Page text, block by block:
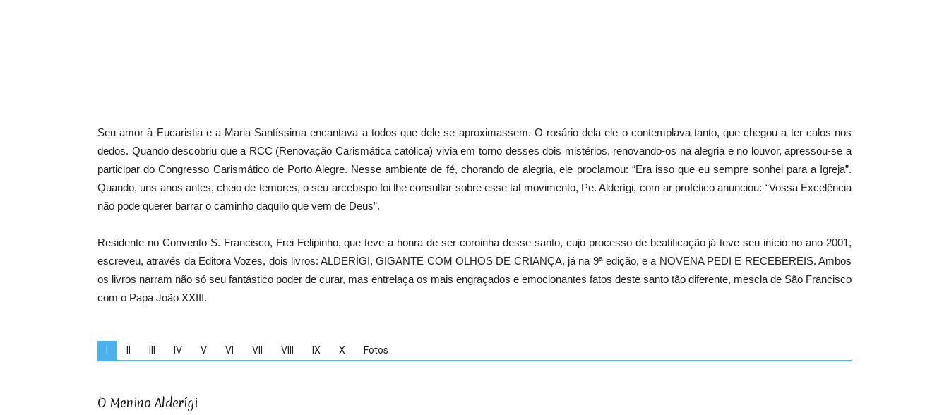
Seu amor à Eucaristia e a Maria Santíssima encantava a todos que dele se aproximassem. O rosário dela ele o contemplava tanto, que chegou a ter calos nos
dedos. Quando descobriu que a RCC (Renovação Carismática católica) vivia em torno desses dois mistérios, renovando-os na alegria e no louvor, apressou-se a
participar do Congresso Carismático de Porto Alegre. Nesse ambiente de fé, chorando de alegria, ele proclamou: “Era isso que eu sempre sonhei para a Igreja”.
Quando, uns anos antes, cheio de temores, o seu arcebispo foi lhe consultar sobre esse tal movimento, Pe. Alderígi, com ar profético anunciou: “Vossa Excelência
não pode querer barrar o caminho daquilo que vem de Deus”.
Residente no Convento S. Francisco, Frei Felipinho, que teve a honra de ser coroinha desse santo, cujo processo de beatificação já teve seu início no ano 2001,
escreveu, através da Editora Vozes, dois livros: ALDERÍGI, GIGANTE COM OLHOS DE CRIANÇA, já na 9ª edição, e a NOVENA PEDI E RECEBEREIS. Ambos
os livros narram não só seu fantástico poder de curar, mas entrelaça os mais engraçados e emocionantes fatos deste santo tão diferente, mescla de São Francisco
com o Papa João XXIII.
IV V VI VII VIII IX X Fotos
O Menino Alderígi